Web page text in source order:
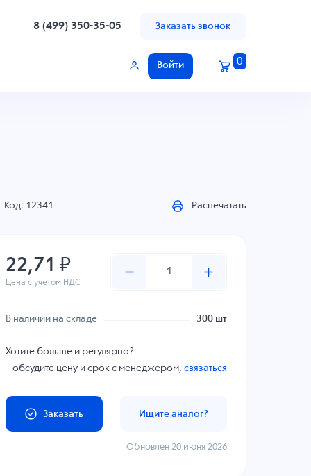
8 (499) 350-35-05 Заказать звонок
Войти 0
Код: 12341 Распечатать
22,71 ₽
Цена с учетом НДС
В наличии на складе 300 шт
Хотите больше и регулярно?
– обсудите цену и срок с менеджером,связаться
Заказать Ищите аналог?
Обновлен 20 июня 2026